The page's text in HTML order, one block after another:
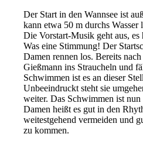
Der Start in den Wannsee ist
kann etwa 50 m durchs
Die Vorstart-Musik geht aus, es
Was eine Stimmung! Der
Damen rennen los. Bereits
Gießmann ins Straucheln und
Schwimmen ist es an dieser
Unbeeindruckt steht sie
weiter. Das Schwimmen ist
Damen heißt es gut in den
weitestgehend vermeiden und
zu kommen.